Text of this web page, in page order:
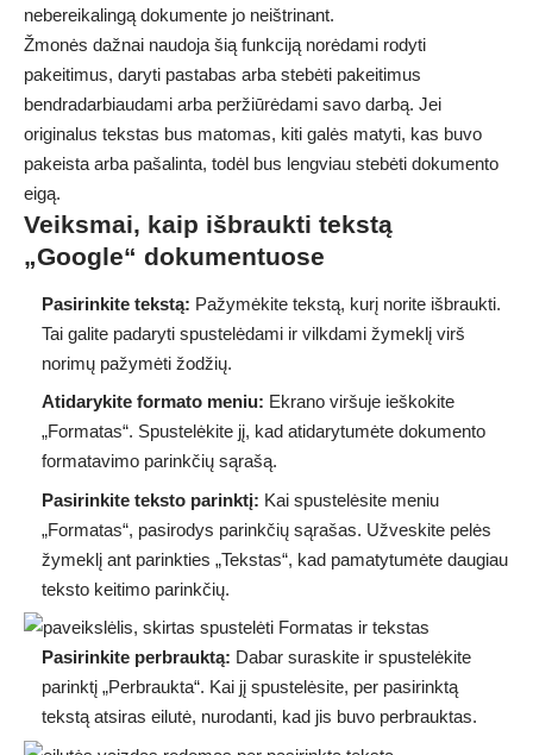
nebereikalingą dokumente jo neištrinant.
Žmonės dažnai naudoja šią funkciją norėdami rodyti
pakeitimus, daryti pastabas arba stebėti pakeitimus
bendradarbiaudami arba peržiūrėdami savo darbą. Jei
originalus tekstas bus matomas, kiti galės matyti, kas buvo
pakeista arba pašalinta, todėl bus lengviau stebėti dokumento
eigą.
Veiksmai, kaip išbraukti tekstą
„Google“ dokumentuose
Pasirinkite tekstą: Pažymėkite tekstą, kurį norite išbraukti.
Tai galite padaryti spustelėdami ir vilkdami žymeklį virš
norimų pažymėti žodžių.
Atidarykite formato meniu: Ekrano viršuje ieškokite
„Formatas“. Spustelėkite jį, kad atidarytumėte dokumento
formatavimo parinkčių sąrašą.
Pasirinkite teksto parinktį: Kai spustelėsite meniu
„Formatas“, pasirodys parinkčių sąrašas. Užveskite pelės
žymeklį ant parinkties „Tekstas“, kad pamatytumėte daugiau
teksto keitimo parinkčių.
Pasirinkite perbrauktą: Dabar suraskite ir spustelėkite
parinktį „Perbraukta“. Kai jį spustelėsite, per pasirinktą
tekstą atsiras eilutė, nurodanti, kad jis buvo perbrauktas.